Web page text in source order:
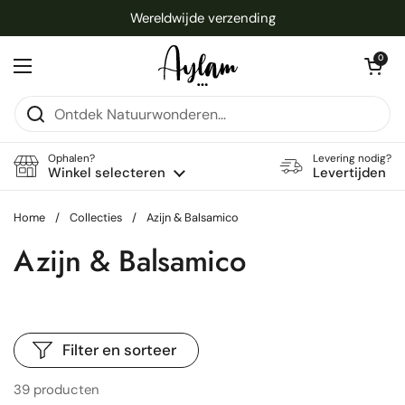
Wereldwijde verzending
Menu openen
Winkelwagentje
0
Ophalen?
Winkel selecteren
Levering nodig?
Levertijden
Home / Collecties / Azijn & Balsamico
Azijn & Balsamico
39 producten
Filter en sorteer